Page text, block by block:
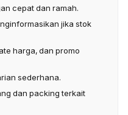
cepat dan ramah.
jika stok
harga, dan promo
sederhana.
dan packing terkait